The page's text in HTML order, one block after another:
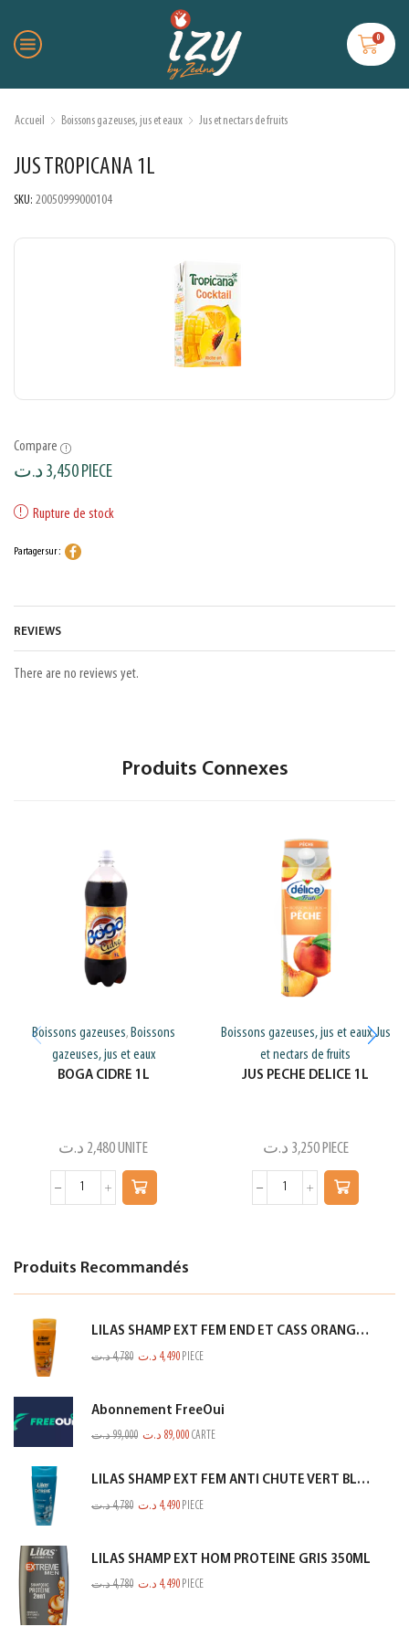
0
Accueil Boissons gazeuses, jus et eaux Jus et nectars de fruits
JUS TROPICANA 1L
SKU: 20050999000104
Compare
3,450د.ت PIECE
Rupture de stock
Partager sur :
REVIEWS
There are no reviews yet.
Produits Connexes
Boissons gazeuses, Boissons
gazeuses, jus et eaux
BOGA CIDRE 1L
2,480 د.ت UNITE
Boissons gazeuses, jus et eaux,Jus
et nectars de fruits
JUS PECHE DELICE 1L
3,250 د.ت PIECE
Produits Recommandés
LILAS SHAMP EXT FEM END ET CASS ORANGE 350ML
4,780د.ت 4,490 د.ت PIECE
Abonnement FreeOui
99,000د.ت 89,000 د.ت CARTE
LILAS SHAMP EXT FEM ANTI CHUTE VERT BLEUTE 350ML
4,780د.ت 4,490 د.ت PIECE
LILAS SHAMP EXT HOM PROTEINE GRIS 350ML
4,780د.ت 4,490 د.ت PIECE